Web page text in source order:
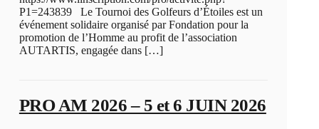
P1=243839 Le Tournoi des Golfeurs d’Étoiles est un
événement solidaire organisé par Fondation pour la
promotion de l’Homme au profit de l’association
AUTARTIS, engagée dans […]
PRO AM 2026 – 5 et 6 JUIN 2026